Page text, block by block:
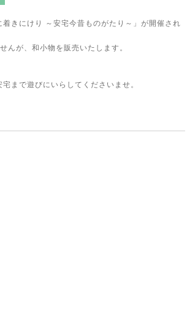
きにけり ～安宅今昔ものがたり～」が開催され
んが、和小物を販売いたします。
まで遊びにいらしてくださいませ。